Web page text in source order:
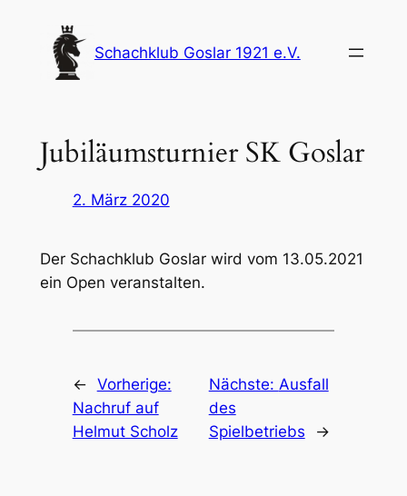
springen
Schachklub Goslar 1921 e.V.
Jubiläumsturnier SK Goslar
2. März 2020
Der Schachklub Goslar wird vom 13.05.2021
ein Open veranstalten.
← Vorherige:
Nachruf auf
Helmut Scholz
Nächste: Ausfall
des
Spielbetriebs
→